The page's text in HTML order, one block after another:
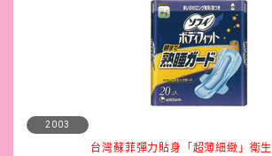
2003
台灣蘇菲彈力貼身「超薄細緻」衛